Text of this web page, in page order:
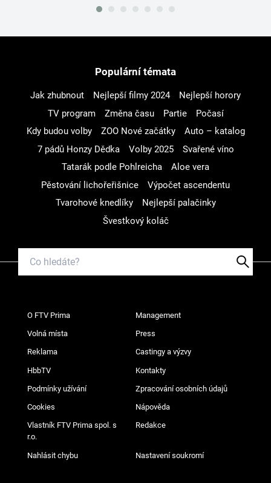
Populární témata
Jak zhubnout Nejlepší filmy 2024
Nejlepší horory
TV program
Změna času Partie
Počasí
Kdy budou volby
ZOO Nové začátky
Auto – katalog
7 pádů Honzy Dědka
Volby 2025
Svařené víno
Tatarák podle Pohlreicha
Aloe vera
Pěstování lichořeřišnice
Výpočet ascendentu
Tvarohové knedlíky
Nejlepší palačinky
Švestkový koláč
O FTV Prima Management
Volná místa Press
Reklama Castingy a výzvy
HbbTV Kontakty
Podmínky užívání Zpracování osobních údajů
Cookies Nápověda
Vlastník FTV Prima spol. s
r.o.
Redakce
Nahlásit chybu Nastavení soukromí